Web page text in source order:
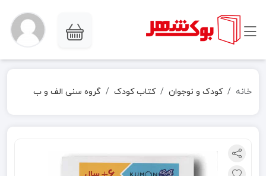
خانه کودک و نوجوان کتاب کودک گروه سنی الف و ب